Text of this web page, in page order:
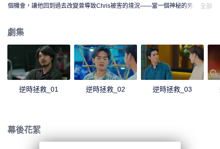
個機會，讓他回到過去改變曾導致Chris被害的境況——當一個神秘的男人送給
全部
劇集
逆時拯救_01 逆時拯救_02 逆時拯救_03
幕後花絮